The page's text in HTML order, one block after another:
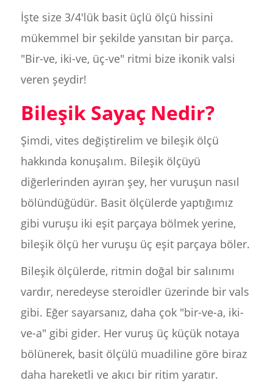
İşte size 3/4'lük basit üçlü ölçü hissini
mükemmel bir şekilde yansıtan bir parça.
"Bir-ve, iki-ve, üç-ve" ritmi bize ikonik valsi
veren şeydir!
Bileşik Sayaç Nedir?
Şimdi, vites değiştirelim ve bileşik ölçü
hakkında konuşalım. Bileşik ölçüyü
diğerlerinden ayıran şey, her vuruşun nasıl
bölündüğüdür. Basit ölçülerde yaptığımız
gibi vuruşu iki eşit parçaya bölmek yerine,
bileşik ölçü her vuruşu üç eşit parçaya böler.
Bileşik ölçülerde, ritmin doğal bir salınımı
vardır, neredeyse steroidler üzerinde bir vals
gibi. Eğer sayarsanız, daha çok "bir-ve-a, iki-
ve-a" gibi gider. Her vuruş üç küçük notaya
bölünerek, basit ölçülü muadiline göre biraz
daha hareketli ve akıcı bir ritim yaratır.